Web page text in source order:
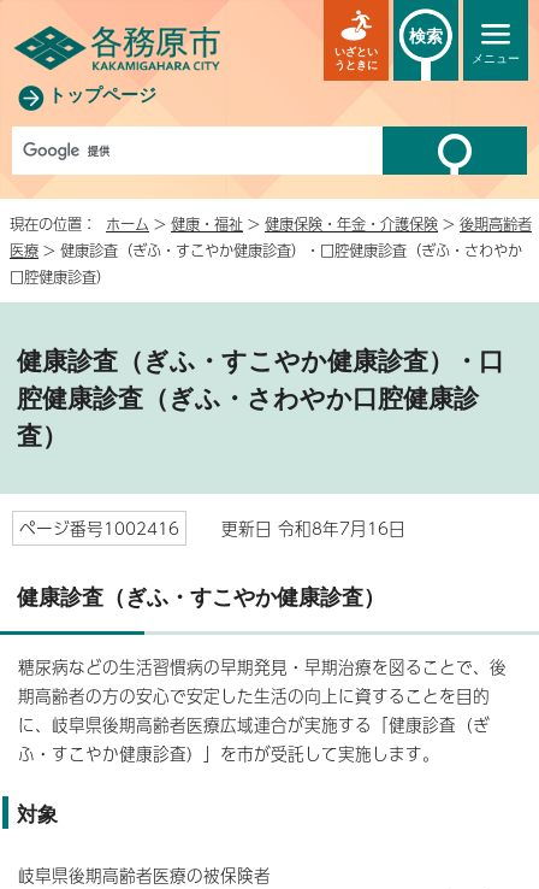
トップページ
メニュー
いざとい
うときに
検索
現在の位置： ホーム > 健康・福祉 > 健康保険・年金・介護保険 > 後期高齢者
医療 > 健康診査（ぎふ・すこやか健康診査）・口腔健康診査（ぎふ・さわやか
口腔健康診査）
健康診査（ぎふ・すこやか健康診査）・口
腔健康診査（ぎふ・さわやか口腔健康診
査）
ページ番号1002416 更新日 令和8年7月16日
健康診査（ぎふ・すこやか健康診査）
糖尿病などの生活習慣病の早期発見・早期治療を図ることで、後
期高齢者の方の安心で安定した生活の向上に資することを目的
に、岐阜県後期高齢者医療広域連合が実施する「健康診査（ぎ
ふ・すこやか健康診査）」を市が受託して実施します。
対象
岐阜県後期高齢者医療の被保険者